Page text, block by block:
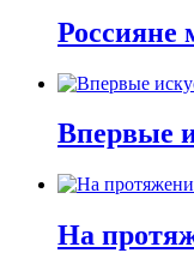
Россияне
Впервые
На